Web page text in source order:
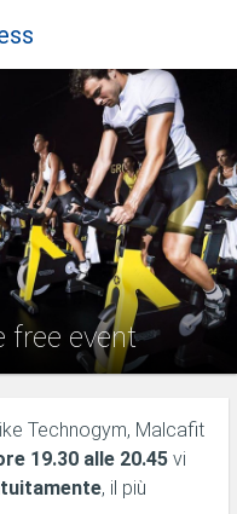
free event
Technogym, Malcafit
19.30 alle 20.45vi
, il più